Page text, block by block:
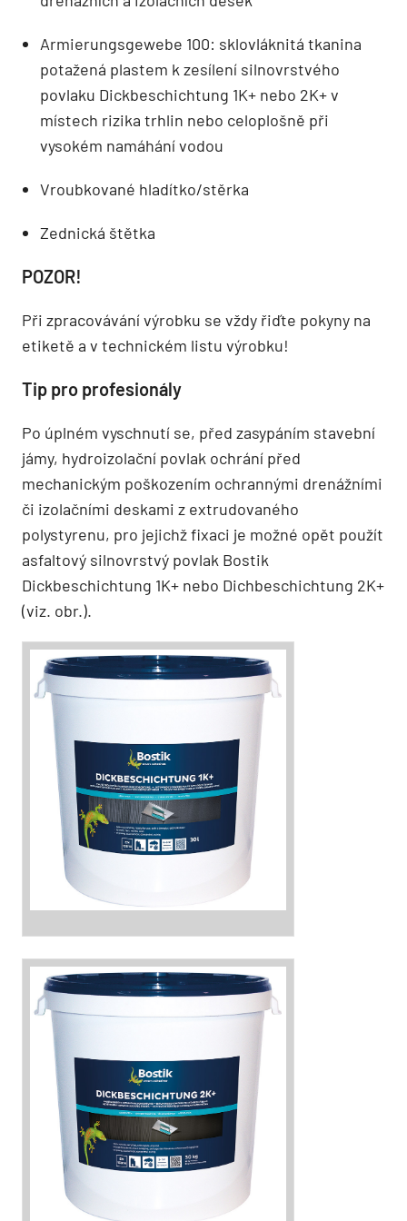
Armierungsgewebe 100: sklovláknitá tkanina
potažená plastem k zesílení silnovrstvého
povlaku Dickbeschichtung 1K+ nebo 2K+ v
místech rizika trhlin nebo celoplošně při
vysokém namáhání vodou
Vroubkované hladítko/stěrka
Zednická štětka
POZOR!
Při zpracovávání výrobku se vždy řiďte pokyny na
etiketě a v technickém listu výrobku!
Tip pro profesionály
Po úplném vyschnutí se, před zasypáním stavební
jámy, hydroizolační povlak ochrání před
mechanickým poškozením ochrannými drenážními
či izolačními deskami z extrudovaného
polystyrenu, pro jejichž fixaci je možné opět použít
asfaltový silnovrstvý povlak Bostik
Dickbeschichtung 1K+ nebo Dichbeschichtung 2K+
(viz. obr.).